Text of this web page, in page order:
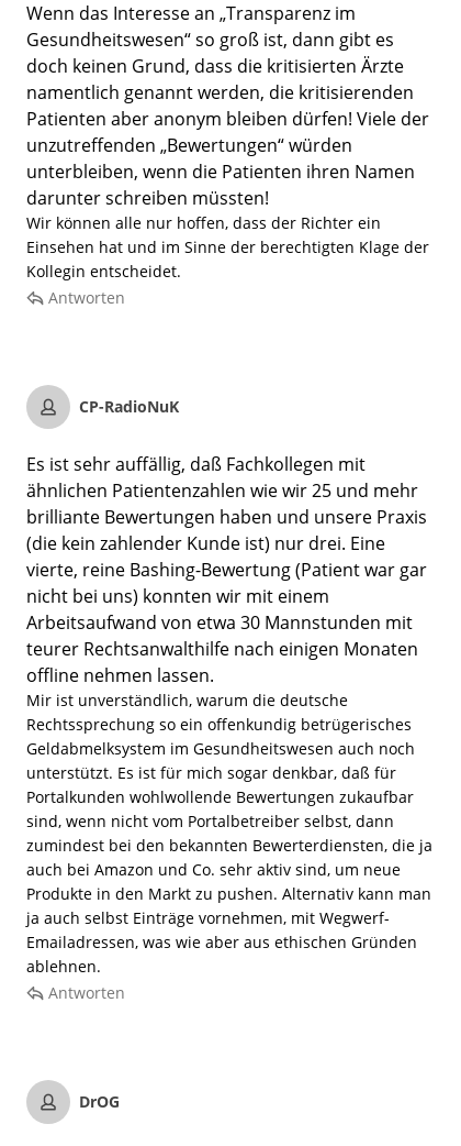
Wenn das Interesse an „Transparenz im
Gesundheitswesen“ so groß ist, dann gibt es
doch keinen Grund, dass die kritisierten Ärzte
namentlich genannt werden, die kritisierenden
Patienten aber anonym bleiben dürfen! Viele der
unzutreffenden „Bewertungen“ würden
unterbleiben, wenn die Patienten ihren Namen
darunter schreiben müssten!
Wir können alle nur hoffen, dass der Richter ein
Einsehen hat und im Sinne der berechtigten Klage der
Kollegin entscheidet.
Antworten
CP-RadioNuK
Es ist sehr auffällig, daß Fachkollegen mit
ähnlichen Patientenzahlen wie wir 25 und mehr
brilliante Bewertungen haben und unsere Praxis
(die kein zahlender Kunde ist) nur drei. Eine
vierte, reine Bashing-Bewertung (Patient war gar
nicht bei uns) konnten wir mit einem
Arbeitsaufwand von etwa 30 Mannstunden mit
teurer Rechtsanwalthilfe nach einigen Monaten
offline nehmen lassen.
Mir ist unverständlich, warum die deutsche
Rechtssprechung so ein offenkundig betrügerisches
Geldabmelksystem im Gesundheitswesen auch noch
unterstützt. Es ist für mich sogar denkbar, daß für
Portalkunden wohlwollende Bewertungen zukaufbar
sind, wenn nicht vom Portalbetreiber selbst, dann
zumindest bei den bekannten Bewerterdiensten, die ja
auch bei Amazon und Co. sehr aktiv sind, um neue
Produkte in den Markt zu pushen. Alternativ kann man
ja auch selbst Einträge vornehmen, mit Wegwerf-
Emailadressen, was wie aber aus ethischen Gründen
ablehnen.
Antworten
DrOG